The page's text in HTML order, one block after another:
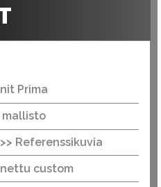
Prima
mallisto
Referenssikuvia
custom